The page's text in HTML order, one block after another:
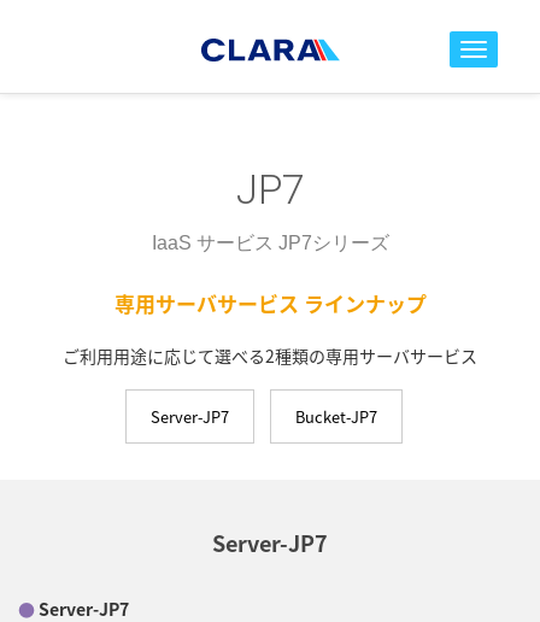
toggle
JP7
IaaS サービス JP7シリーズ
専用サーバサービス ラインナップ
ご利用用途に応じて選べる2種類の専用サーバサービス
Server-JP7 Bucket-JP7
Server-JP7
●Server-JP7